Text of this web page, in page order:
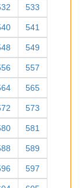
533
541
549
557
565
573
581
589
597